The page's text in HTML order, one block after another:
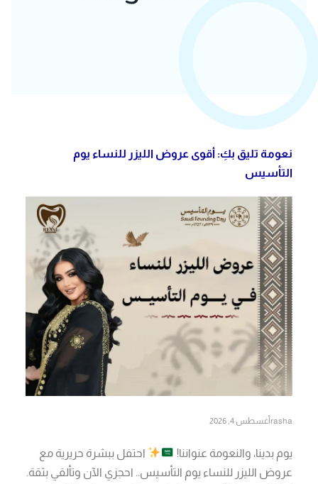
نعومة تليق بكِ: أقوى عروض الليزر للنساء يوم
التأسيس
rasha أغسطس 4, 2026
يوم بدينا، والنعومة عنواننا!
احتفل ببشرة حريرية مع
عروض الليزر للنساء يوم التأسيس.. احجزي الآن وتألقي بثقة.